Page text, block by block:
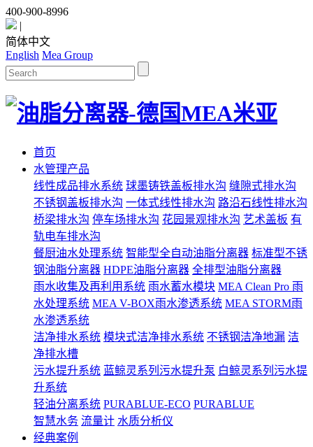
400-900-8996
|
简体中文
English Mea Group
首页
水管理产品
线性成品排水系统 球墨铸铁盖板排水沟 缝隙式排水沟
不锈钢盖板排水沟 一体式线性排水沟 路沿石线性排水沟
桥梁排水沟 停车场排水沟 花园景观排水沟 艺术盖板 有
轨电车排水沟
餐厨油水处理系统 智能型全自动油脂分离器 标准型不锈
钢油脂分离器 HDPE油脂分离器 全排型油脂分离器
雨水收集及再利用系统 雨水蓄水模块 MEA Clean Pro 雨
水处理系统 MEA V-BOX雨水渗透系统 MEA STORM雨
水渗透系统
洁净排水系统 模块式洁净排水系统 不锈钢洁净地漏 洁
净排水槽
污水提升系统 蓝鲸灵系列污水提升泵 白鲸灵系列污水提
升系统
轻油分离系统 PURABLUE-ECO PURABLUE
智慧水务 流量计 水质分析仪
经典案例